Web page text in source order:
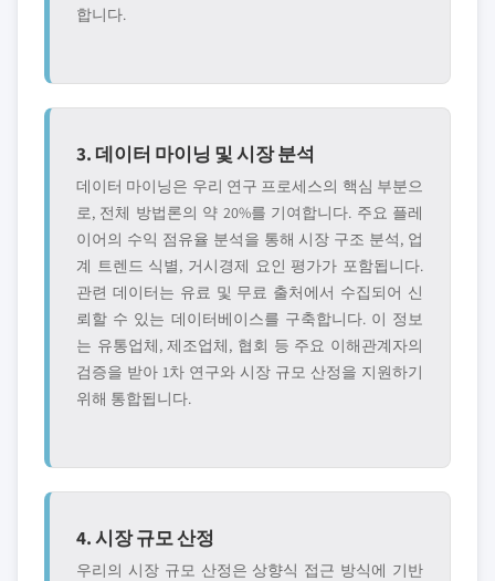
합니다.
3. 데이터 마이닝 및 시장 분석
데이터 마이닝은 우리 연구 프로세스의 핵심 부분으
로, 전체 방법론의 약 20%를 기여합니다. 주요 플레
이어의 수익 점유율 분석을 통해 시장 구조 분석, 업
계 트렌드 식별, 거시경제 요인 평가가 포함됩니다.
관련 데이터는 유료 및 무료 출처에서 수집되어 신
뢰할 수 있는 데이터베이스를 구축합니다. 이 정보
는 유통업체, 제조업체, 협회 등 주요 이해관계자의
검증을 받아 1차 연구와 시장 규모 산정을 지원하기
위해 통합됩니다.
4. 시장 규모 산정
우리의 시장 규모 산정은 상향식 접근 방식에 기반